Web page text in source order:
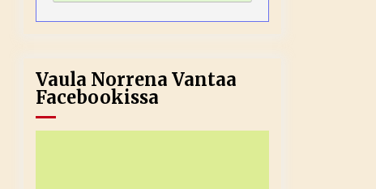
Vaula Norrena Vantaa
Facebookissa